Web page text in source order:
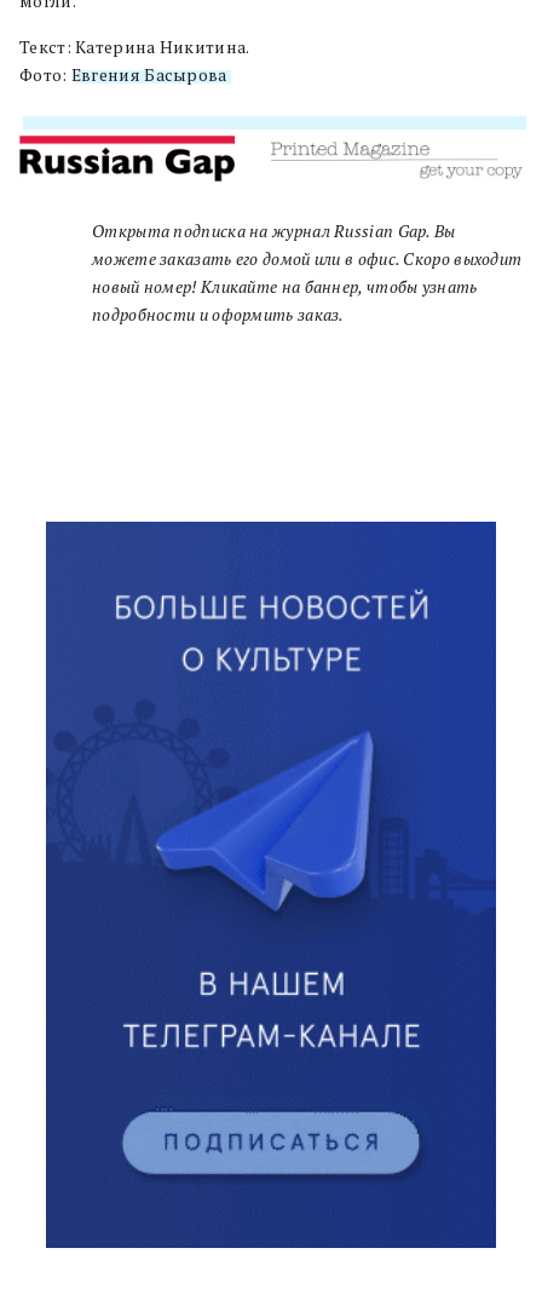
Текст: Катерина Никитина.
Фото: Евгения Басырова
Открыта подписка на журнал Russian Gap. Вы
можете заказать его домой или в офис. Скоро выходит
новый номер! Кликайте на баннер, чтобы узнать
подробности и оформить заказ.